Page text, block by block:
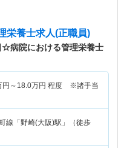
栄養士求人(正職員)
☆病院における管理栄養士
円～ 18.0万円 程度 ※諸手当
線「野崎(大阪)駅」（徒歩